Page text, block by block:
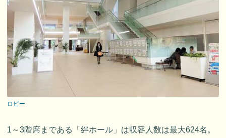
ロビー
1～3階席まである「絆ホール」は収容人数は最大624名。